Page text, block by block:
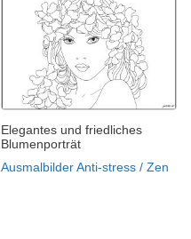
Elegantes und friedliches
Blumenporträt
Ausmalbilder Anti-stress / Zen